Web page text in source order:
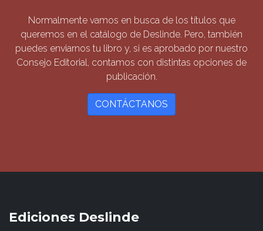
Normalmente vamos en busca de los títulos que
queremos en el catálogo de Deslinde. Pero, también
puedes enviarnos tu libro y, si es aprobado por nuestro
Consejo Editorial, contamos con distintas opciones de
publicación.
CONTÁCTANOS
Ediciones Deslinde